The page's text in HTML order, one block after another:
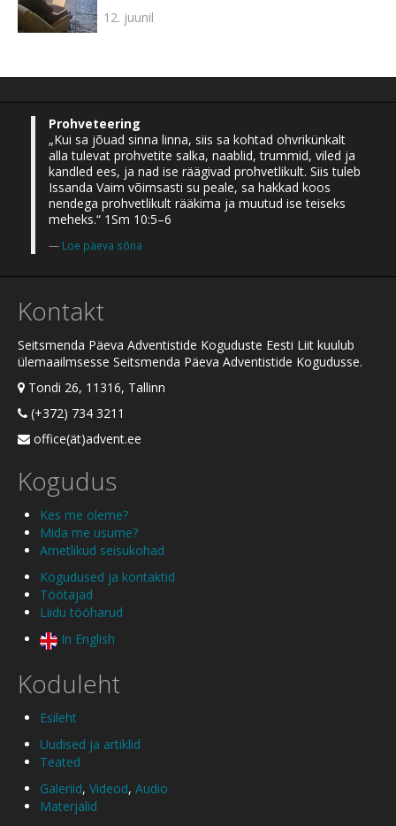
12. juunil
Prohveteering
„Kui sa jõuad sinna linna, siis sa kohtad ohvrikünkalt
alla tulevat prohvetite salka, naablid, trummid, viled ja
kandled ees, ja nad ise räägivad prohvetlikult. Siis tuleb
Issanda Vaim võimsasti su peale, sa hakkad koos
nendega prohvetlikult rääkima ja muutud ise teiseks
meheks.“ 1Sm 10:5–6
Loe päeva sõna
Kontakt
Seitsmenda Päeva Adventistide Koguduste Eesti Liit kuulub
ülemaailmsesse Seitsmenda Päeva Adventistide Kogudusse.
Tondi 26, 11316, Tallinn
(+372) 734 3211
office(ät)advent.ee
Kogudus
Kes me oleme?
Mida me usume?
Ametlikud seisukohad
Kogudused ja kontaktid
Töötajad
Liidu tööharud
In English
Koduleht
Esileht
Uudised ja artiklid
Teated
Galeriid, Videod, Audio
Materjalid